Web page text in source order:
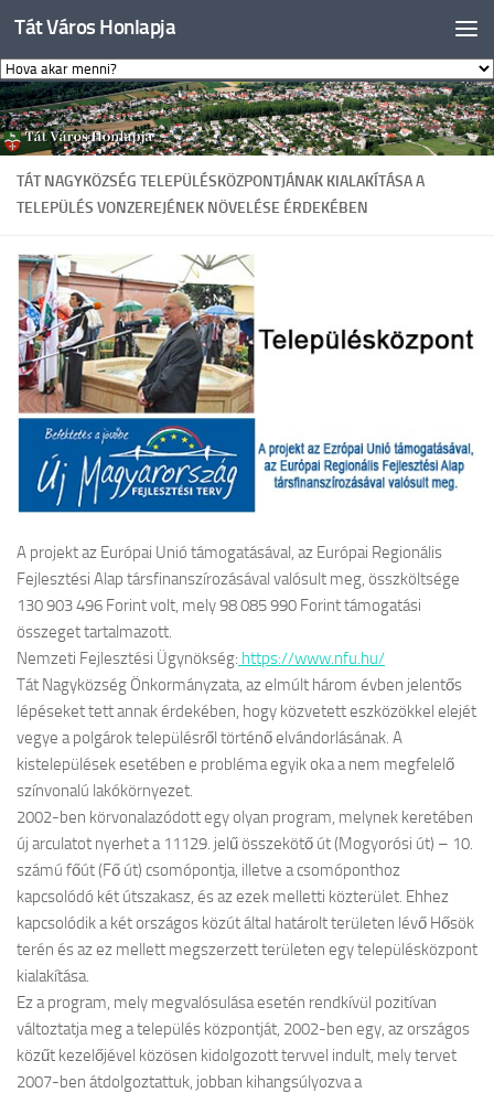
Skip to content
Tát Város Honlapja
TÁT NAGYKÖZSÉG TELEPÜLÉSKÖZPONTJÁNAK KIALAKÍTÁSA A
TELEPÜLÉS VONZEREJÉNEK NÖVELÉSE ÉRDEKÉBEN
A projekt az Európai Unió támogatásával, az Európai Regionális
Fejlesztési Alap társfinanszírozásával valósult meg, összköltsége
130 903 496 Forint volt, mely 98 085 990 Forint támogatási
összeget tartalmazott.
Nemzeti Fejlesztési Ügynökség: https://www.nfu.hu/
Tát Nagyközség Önkormányzata, az elmúlt három évben jelentős
lépéseket tett annak érdekében, hogy közvetett eszközökkel elejét
vegye a polgárok településről történő elvándorlásának. A
kistelepülések esetében e probléma egyik oka a nem megfelelő
színvonalú lakókörnyezet.
2002-ben körvonalazódott egy olyan program, melynek keretében
új arculatot nyerhet a 11129. jelű összekötő út (Mogyorósi út) – 10.
számú főút (Fő út) csomópontja, illetve a csomóponthoz
kapcsolódó két útszakasz, és az ezek melletti közterület. Ehhez
kapcsolódik a két országos közút által határolt területen lévő Hősök
terén és az ez mellett megszerzett területen egy településközpont
kialakítása.
Ez a program, mely megvalósulása esetén rendkívül pozitívan
változtatja meg a település központját, 2002-ben egy, az országos
közűt kezelőjével közösen kidolgozott tervvel indult, mely tervet
2007-ben átdolgoztattuk, jobban kihangsúlyozva a